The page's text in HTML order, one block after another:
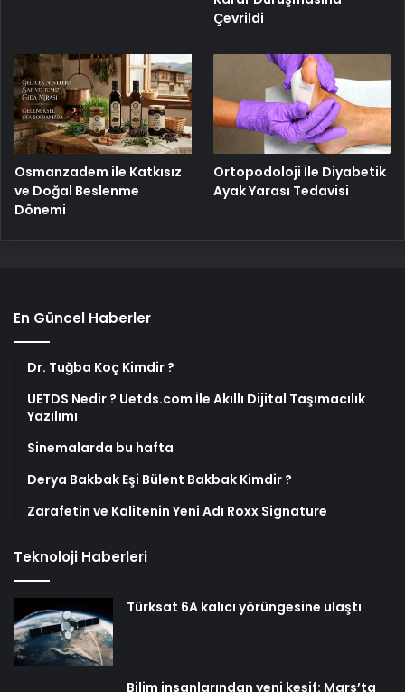
Çevrildi
Osmanzadem ile Katkısız
ve Doğal Beslenme
Dönemi
Ortopodoloji İle Diyabetik
Ayak Yarası Tedavisi
En Güncel Haberler
Dr. Tuğba Koç Kimdir ?
UETDS Nedir ? Uetds.com İle Akıllı Dijital Taşımacılık
Yazılımı
Sinemalarda bu hafta
Derya Bakbak Eşi Bülent Bakbak Kimdir ?
Zarafetin ve Kalitenin Yeni Adı Roxx Signature
Teknoloji Haberleri
Türksat 6A kalıcı yörüngesine ulaştı
Bilim insanlarından yeni keşif: Mars’ta